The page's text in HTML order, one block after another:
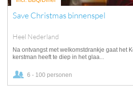
Save Christmas binnenspel
Heel Nederland
Na ontvangst met welkomstdrankje gaat het
kerstman heeft te diep in het glaa...
6 - 100 personen